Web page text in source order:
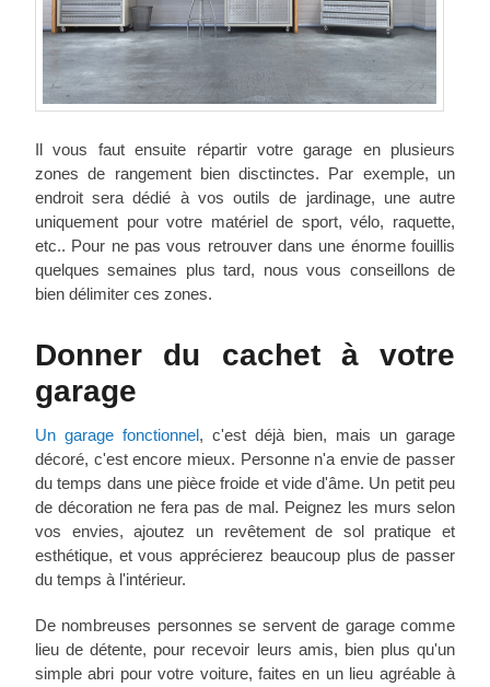
Il vous faut ensuite répartir votre garage en plusieurs
zones de rangement bien disctinctes. Par exemple, un
endroit sera dédié à vos outils de jardinage, une autre
uniquement pour votre matériel de sport, vélo, raquette,
etc.. Pour ne pas vous retrouver dans une énorme fouillis
quelques semaines plus tard, nous vous conseillons de
bien délimiter ces zones.
Donner du cachet à votre
garage
Un garage fonctionnel, c'est déjà bien, mais un garage
décoré, c'est encore mieux. Personne n'a envie de passer
du temps dans une pièce froide et vide d'âme. Un petit peu
de décoration ne fera pas de mal. Peignez les murs selon
vos envies, ajoutez un revêtement de sol pratique et
esthétique, et vous apprécierez beaucoup plus de passer
du temps à l'intérieur.
De nombreuses personnes se servent de garage comme
lieu de détente, pour recevoir leurs amis, bien plus qu'un
simple abri pour votre voiture, faites en un lieu agréable à